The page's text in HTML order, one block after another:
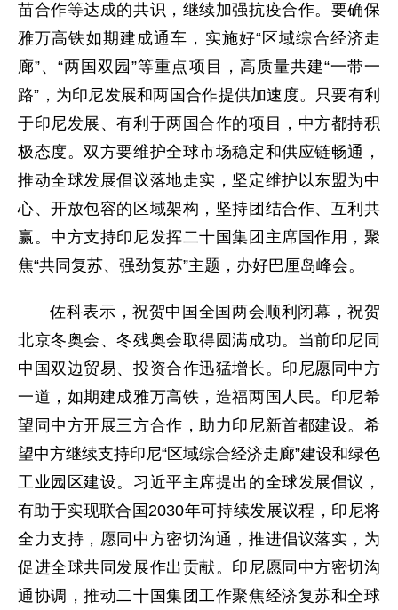
苗合作等达成的共识，继续加强抗疫合作。要确保
雅万高铁如期建成通车，实施好“区域综合经济走
廊”、“两国双园”等重点项目，高质量共建“一带一
路”，为印尼发展和两国合作提供加速度。只要有利
于印尼发展、有利于两国合作的项目，中方都持积
极态度。双方要维护全球市场稳定和供应链畅通，
推动全球发展倡议落地走实，坚定维护以东盟为中
心、开放包容的区域架构，坚持团结合作、互利共
赢。中方支持印尼发挥二十国集团主席国作用，聚
焦“共同复苏、强劲复苏”主题，办好巴厘岛峰会。
佐科表示，祝贺中国全国两会顺利闭幕，祝贺
北京冬奥会、冬残奥会取得圆满成功。当前印尼同
中国双边贸易、投资合作迅猛增长。印尼愿同中方
一道，如期建成雅万高铁，造福两国人民。印尼希
望同中方开展三方合作，助力印尼新首都建设。希
望中方继续支持印尼“区域综合经济走廊”建设和绿色
工业园区建设。习近平主席提出的全球发展倡议，
有助于实现联合国2030年可持续发展议程，印尼将
全力支持，愿同中方密切沟通，推进倡议落实，为
促进全球共同发展作出贡献。印尼愿同中方密切沟
通协调，推动二十国集团工作聚焦经济复苏和全球